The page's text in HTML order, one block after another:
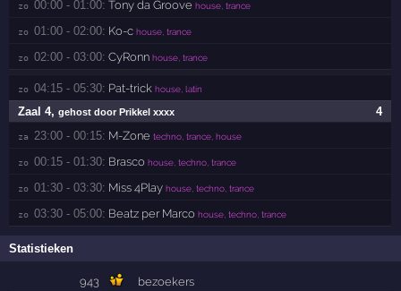
zo 00:00 - 01:00: Tony da Groove house, trance
zo 01:00 - 02:00: Ko-c house, trance
zo 02:00 - 03:00: CyRonn house, trance
zo 04:15 - 05:30: Pat-trick house, latin
4
Zaal 4,gehost door Prikkel xxxx
za 23:00 - 00:15: M-Zone techno, trance, house
zo 00:15 - 01:30: Brasco house, techno, trance
zo 01:30 - 03:30: Miss 4Play house, techno, trance
zo 03:30 - 05:00: Beatz per Marco house, techno, trance
Statistieken
943
bezoekers